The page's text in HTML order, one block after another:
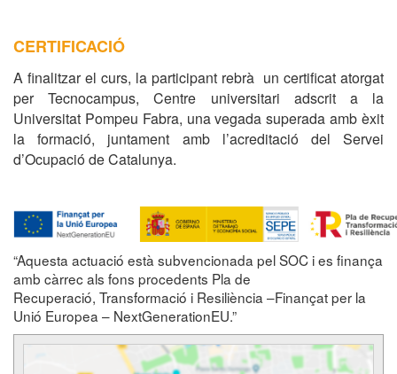
CERTIFICACIÓ
A finalitzar el curs, la participant rebrà un certificat atorgat
per Tecnocampus, Centre universitari adscrit a la
Universitat Pompeu Fabra, una vegada superada amb èxit
la formació, juntament amb l’acreditació del Servei
d’Ocupació de Catalunya.
“Aquesta actuació està subvencionada pel SOC i es finança
amb càrrec als fons procedents Pla de
Recuperació, Transformació i Resiliència –Finançat per la
Unió Europea – NextGenerationEU.”